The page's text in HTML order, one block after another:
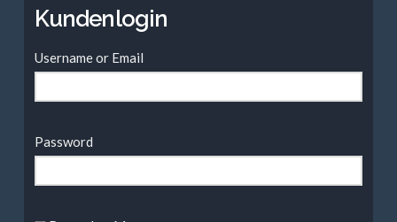
Kundenlogin
Username or Email
Password